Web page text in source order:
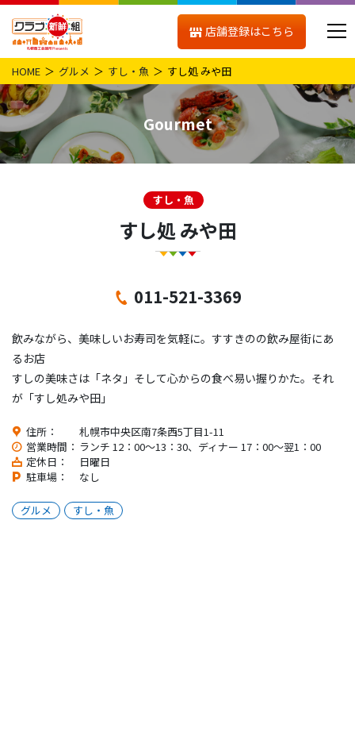
店舗登録はこちら
HOME グルメ すし・魚 すし処 みや田
Gourmet
すし・魚
すし処 みや田
011-521-3369
飲みながら、美味しいお寿司を気軽に。すすきのの飲み屋街にあ
るお店
すしの美味さは「ネタ」そして心からの食べ易い握りかた。それ
が「すし処みや田」
住所：
札幌市中央区南7条西5丁目1-11
営業時間： ランチ 12：00～13：30、ディナー 17：00～翌1：00
定休日：
日曜日
駐車場：
なし
グルメ すし・魚